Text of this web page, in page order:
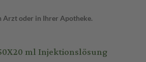
Arzt oder in Ihrer Apotheke.
ml Injektionslösung